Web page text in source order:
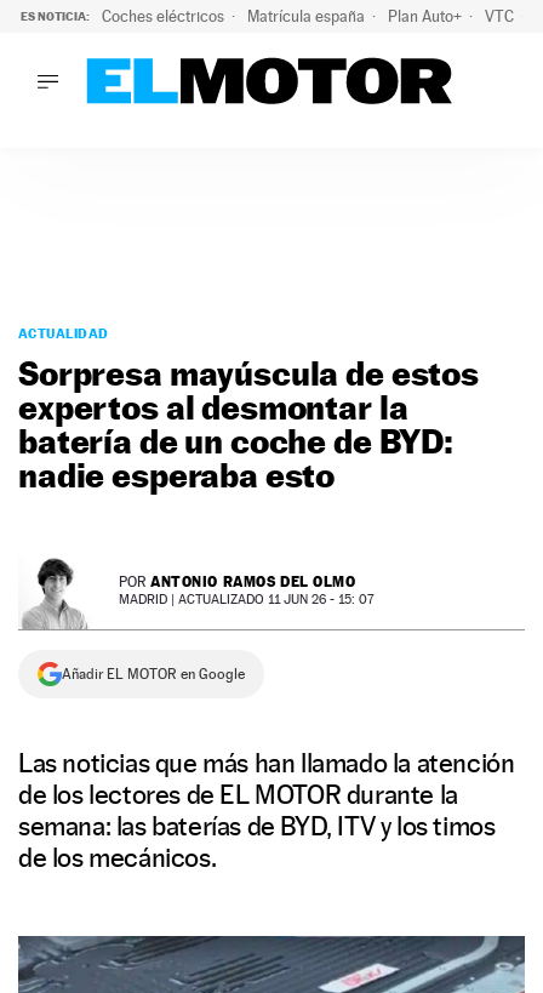
ES NOTICIA: Coches eléctricos Matrícula españa Plan Auto+ VTC
PODCAST
MOTOS
TECNOLOGÍA
SUPERCOCHES
NEWSLETTER
ACTUALIDAD
Sorpresa mayúscula de estos
expertos al desmontar la
batería de un coche de BYD:
nadie esperaba esto
POR ANTONIO RAMOS DEL OLMO
MADRID | ACTUALIZADO 11 JUN 26 - 15: 07
Añadir EL MOTOR en Google
Las noticias que más han llamado la atención
de los lectores de EL MOTOR durante la
semana: las baterías de BYD, ITV y los timos
de los mecánicos.